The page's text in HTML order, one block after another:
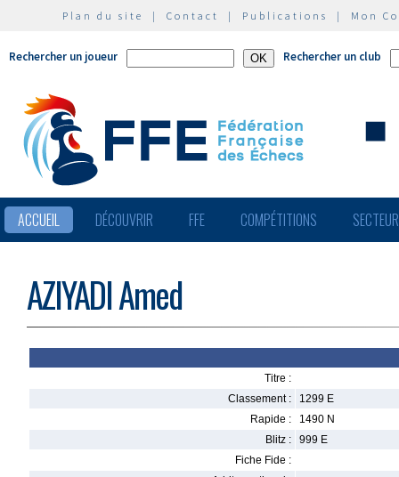
Plan du site | Contact | Publications | Mon
Rechercher un joueur Rechercher un club
ACCUEIL DÉCOUVRIR FFE COMPÉTITIONS
AZIYADI Amed
Titre :
Classement :
1299 E
Rapide :
1490 N
Blitz :
999 E
Fiche Fide :